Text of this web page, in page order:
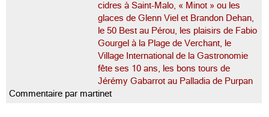
cidres à Saint-Malo, « Minot » ou les
glaces de Glenn Viel et Brandon Dehan,
le 50 Best au Pérou, les plaisirs de Fabio
Gourgel à la Plage de Verchant, le
Village International de la Gastronomie
fête ses 10 ans, les bons tours de
Jérémy Gabarrot au Palladia de Purpan
Commentaire par martinet